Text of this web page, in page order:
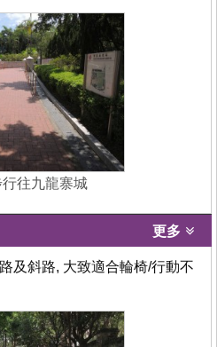
往九龍寨城
更多
及斜路, 大致適合輪椅/行動不